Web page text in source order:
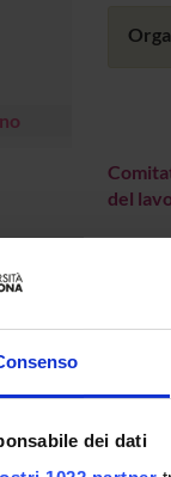
dei dati
del